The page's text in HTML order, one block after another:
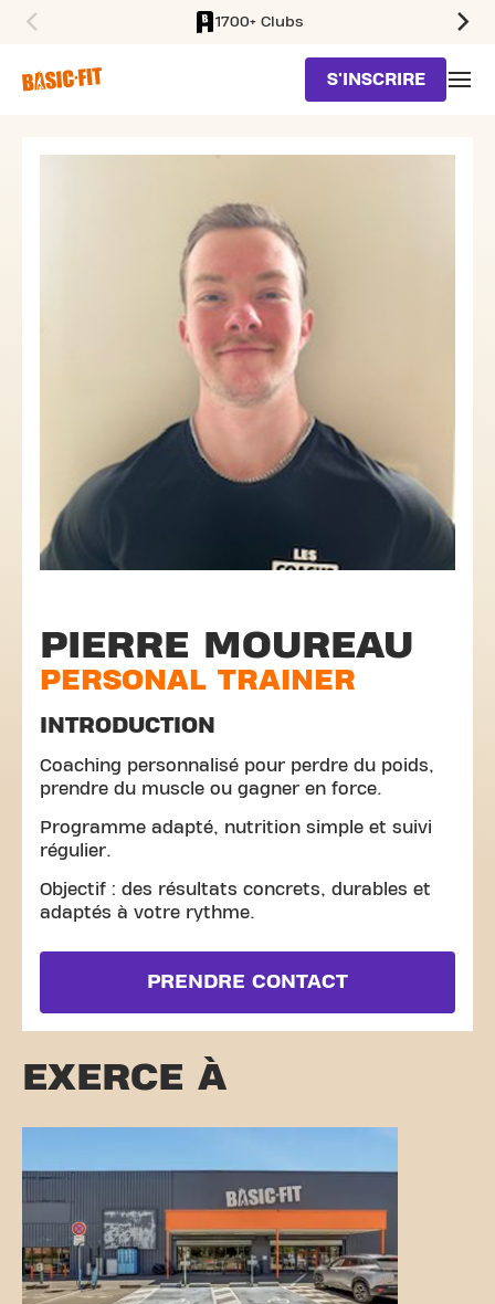
1700+ Clubs
S'INSCRIRE
PIERRE MOUREAU
PERSONAL TRAINER
INTRODUCTION
Coaching personnalisé pour perdre du poids,
prendre du muscle ou gagner en force.
Programme adapté, nutrition simple et suivi
régulier.
Objectif : des résultats concrets, durables et
adaptés à votre rythme.
PRENDRE CONTACT
EXERCE À